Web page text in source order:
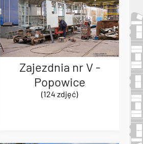
Zajezdnia nr V -
Popowice
(124 zdjęć)